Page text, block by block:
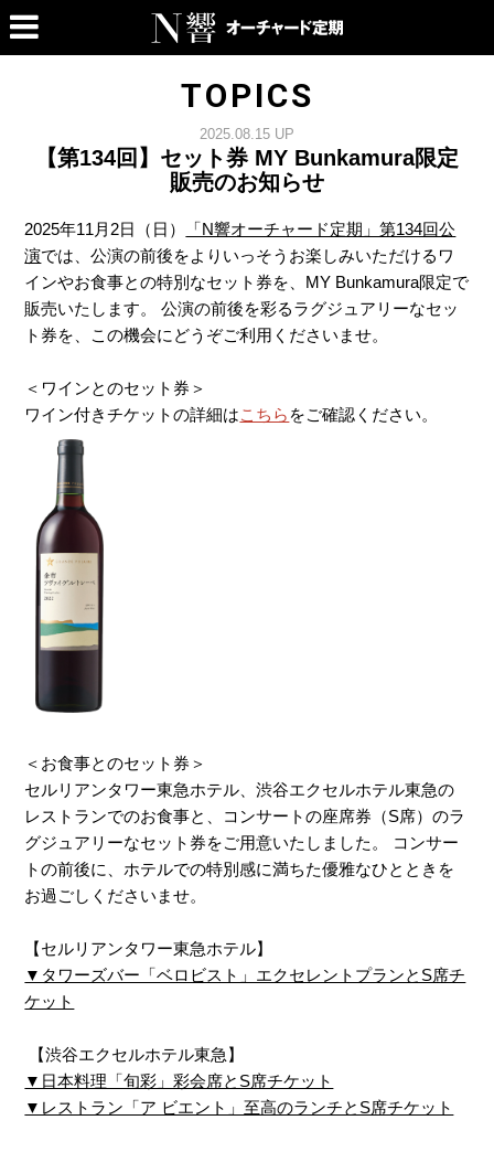
TOPICS
2025.08.15 UP
【第134回】セット券 MY Bunkamura限定
販売のお知らせ
2025年11月2日（日）
「N響オーチャード定期」第134回公
演では、公演の前後をよりいっそうお楽しみいただけるワ
インやお食事との特別なセット券を、MY Bunkamura限定で
販売いたします。 公演の前後を彩るラグジュアリーなセッ
ト券を、この機会にどうぞご利用くださいませ。
＜ワインとのセット券＞
ワイン付きチケットの詳細はこちら をご確認ください。
＜お食事とのセット券＞
セルリアンタワー東急ホテル、渋谷エクセルホテル東急の
レストランでのお食事と、コンサートの座席券（S席）のラ
グジュアリーなセット券をご用意いたしました。 コンサー
トの前後に、ホテルでの特別感に満ちた優雅なひとときを
お過ごしくださいませ。
【セルリアンタワー東急ホテル】
▼タワーズバー「ベロビスト」エクセレントプランとS席チ
ケット
【渋谷エクセルホテル東急】
▼日本料理「旬彩」彩会席とS席チケット
▼レストラン「ア ビエント」至高のランチとS席チケット